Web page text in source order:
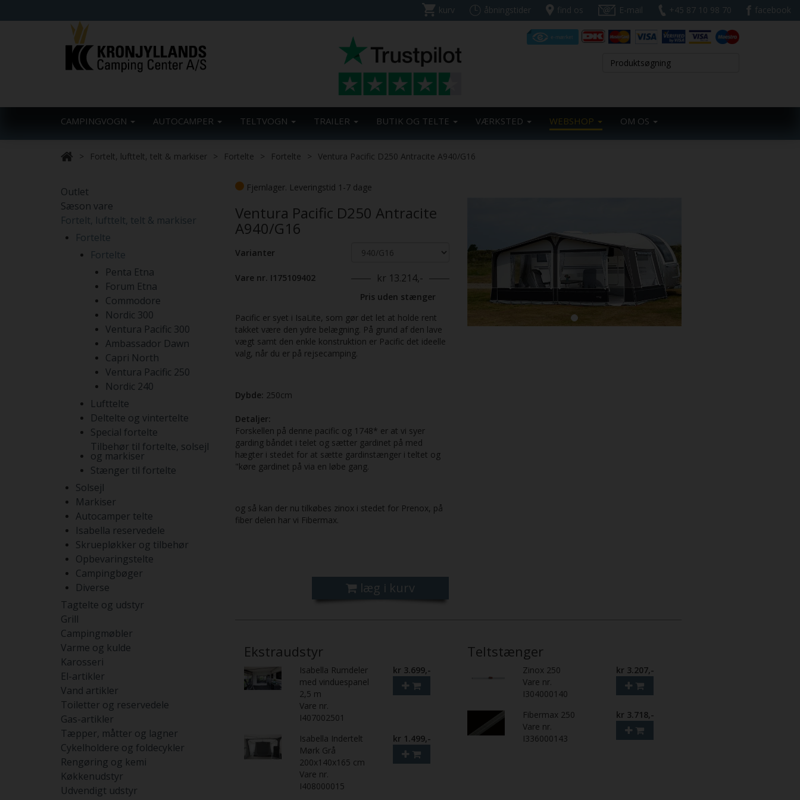
kurv åbningstider find os E-mail +45 87 10 98 70 facebook
CAMPINGVOGN AUTOCAMPER TELTVOGN TRAILER BUTIK OG TELTE VÆRKSTED WEBSHOP OM OS
Fortelt, lufttelt, telt & markiser Fortelte Fortelte Ventura Pacific D250 Antracite A940/G16
Outlet
Sæson vare
Fortelt, lufttelt, telt & markiser
Fortelte
Fortelte
Penta Etna
Forum Etna
Commodore
Nordic 300
Ventura Pacific 300
Ambassador Dawn
Capri North
Ventura Pacific 250
Nordic 240
Lufttelte
Deltelte og vintertelte
Special fortelte
Tilbehør til fortelte, solsejl
og markiser
Stænger til fortelte
Solsejl
Markiser
Autocamper telte
Isabella reservedele
Skruepløkker og tilbehør
Opbevaringstelte
Campingbøger
Diverse
Tagtelte og udstyr
Grill
Campingmøbler
Varme og kulde
Karosseri
El-artikler
Vand artikler
Toiletter og reservedele
Gas-artikler
Tæpper, måtter og lagner
Cykelholdere og foldecykler
Rengøring og kemi
Køkkenudstyr
Udvendigt udstyr
Fjernlager. Leveringstid 1-7 dage
Ventura Pacific D250 Antracite
A940/G16
Varianter
Vare nr. I175109402 kr 13.214,-
Pris uden stænger
Pacific er syet i IsaLite, som gør det let at holde rent
takket være den ydre belægning. På grund af den lave
vægt samt den enkle konstruktion er Pacific det ideelle
valg, når du er på rejsecamping.
Dybde: 250cm
Detaljer:
Forskellen på denne pacific og 1748* er at vi syer
garding båndet i telet og sætter gardinet på med
hægter i stedet for at sætte gardinstænger i teltet og
"køre gardinet på via en løbe gang.
og så kan der nu tilkøbes zinox i stedet for Prenox, på
fiber delen har vi Fibermax.
læg i kurv
Ekstraudstyr
Isabella Rumdeler
med vinduespanel
2,5 m
Vare nr.
I407002501
kr 3.699,-
Isabella Indertelt
Mørk Grå
200x140x165 cm
Vare nr.
I408000015
kr 1.499,-
Teltstænger
Zinox 250
Vare nr.
I304000140
kr 3.207,-
Fibermax 250
Vare nr.
I336000143
kr 3.718,-